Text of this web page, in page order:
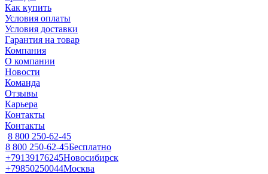
Как купить
Условия оплаты
Условия доставки
Гарантия на товар
Компания
О компании
Новости
Команда
Отзывы
Карьера
Контакты
Контакты
8 800 250-62-45
8 800 250-62-45Бесплатно
+79139176245Новосибирск
+79850250044Москва